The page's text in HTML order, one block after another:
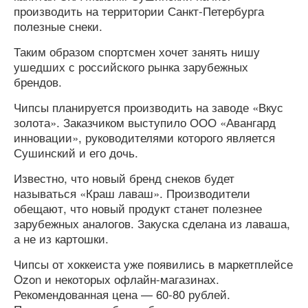
производить на территории Санкт-Петербурга
полезные снеки.
Таким образом спортсмен хочет занять нишу
ушедших с российского рынка зарубежных
брендов.
Чипсы планируется производить на заводе «Вкус
золота». Заказчиком выступило ООО «Авангард
инновации», руководителями которого является
Сушинский и его дочь.
Известно, что новый бренд снеков будет
называться «Краш лаваш». Производители
обещают, что новый продукт станет полезнее
зарубежных аналогов. Закуска сделана из лаваша,
а не из картошки.
Чипсы от хоккеиста уже появились в маркетплейсе
Ozon и некоторых офлайн-магазинах.
Рекомендованная цена — 60-80 рублей.